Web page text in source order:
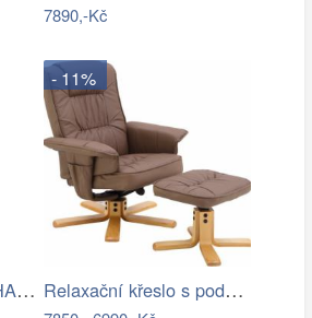
7890,-Kč
Ratanové křeslo BAHAMA - tmavé
- 11%
Relaxační křeslo s podnožkou, cappucino…